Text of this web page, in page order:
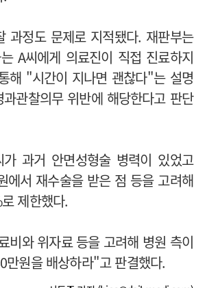
과정도 문제로 지적됐다. 재판부는
A씨에게 의료진이 직접 진료하지
해 "시간이 지나면 괜찮다"는 설명
관찰의무 위반에 해당한다고 판단
과거 안면성형술 병력이 있었고
에서 재수술을 받은 점 등을 고려해
제한했다.
비와 위자료 등을 고려해 병원 측이
만원을 배상하라"고 판결했다.